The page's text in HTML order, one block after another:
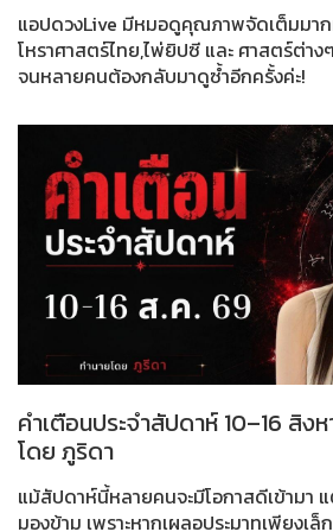
แอปดวงLive มีหมอดูคุณภาพจัดเต็มมาก
โหราศาสตร์ไทย,ไพ่ยิปซี และ ศาสตร์ต่า
จนหลายคนต้องกลับมาดูซ้ำอีกครั้งค่ะ!
คำเตือนประจำสัปดาห์ 10–16 สิง
โดย ภูริดา
แม้สัปดาห์นี้หลายคนจะมีโอกาสดีเข้ามา
มองข้าม เพราะหากเผลอประมาทเพียงเ